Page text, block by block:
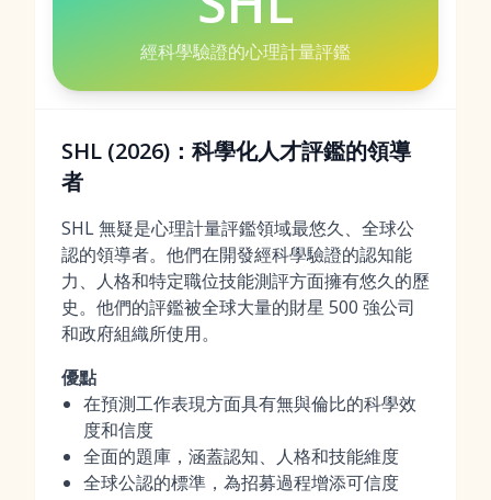
經科學驗證的心理計量評鑑
SHL (2026)：科學化人才評鑑的領導
者
SHL 無疑是心理計量評鑑領域最悠久、全球公
認的領導者。他們在開發經科學驗證的認知能
力、人格和特定職位技能測評方面擁有悠久的歷
史。他們的評鑑被全球大量的財星 500 強公司
和政府組織所使用。
優點
在預測工作表現方面具有無與倫比的科學效
度和信度
全面的題庫，涵蓋認知、人格和技能維度
全球公認的標準，為招募過程增添可信度